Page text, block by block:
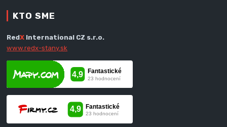
KTO SME
RedX International CZ s.r.o.
www.redx-stany.sk